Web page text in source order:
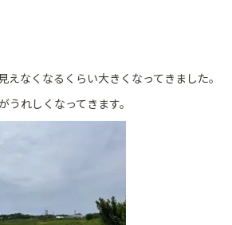
えなくなるくらい大きくなってきました。
うれしくなってきます。